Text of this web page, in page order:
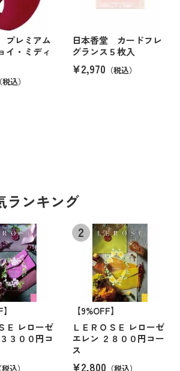
プレミアム
イ・ミディ
（税込）
日本香堂 カードフレ
グランス５枚入
¥2,970 （税込）
ランキング
Ｅ レローゼ
３００円コ
（税込）
【9%OFF】
ＬＥＲＯＳＥ レローゼ
エレン ２８００円コー
ス
¥2,800 （税込）